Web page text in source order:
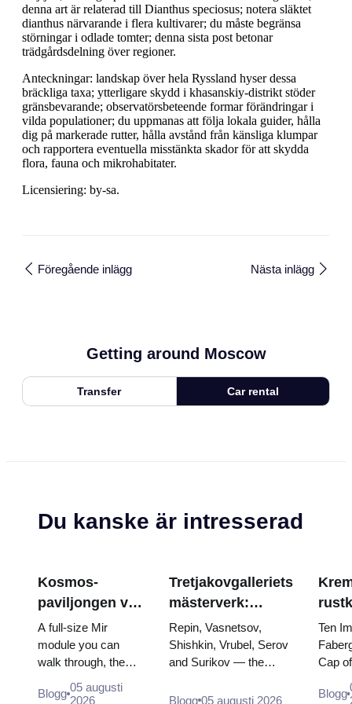
denna art är relaterad till Dianthus speciosus; notera släktet
dianthus närvarande i flera kultivarer; du måste begränsa
störningar i odlade tomter; denna sista post betonar
trädgårdsdelning över regioner.
Anteckningar: landskap över hela Ryssland hyser dessa
bräckliga taxa; ytterligare skydd i khasanskiy-distrikt stöder
gränsbevarande; observatörsbeteende formar förändringar i
vilda populationer; du uppmanas att följa lokala guider, hålla
dig på markerade rutter, hålla avstånd från känsliga klumpar
och rapportera eventuella misstänkta skador för att skydda
flora, fauna och mikrohabitater.
Licensiering: by-sa.
Föregående inlägg Nästa inlägg
Getting around Moscow
Transfer Car rental
Du kanske är intresserad
Kosmos-
paviljongen vid
VDNKh: Inuti
Rysslands
största
rymdutställning
A full-size Mir
module you can
walk through, the
model, scorched
Blogg 05 augusti
2026
Tretjakovgalleriets
mästerverk:
målningarna som
är värda att
planera kring
Repin, Vasnetsov,
Shishkin, Vrubel, Serov
and Surikov — the
where they hang, and
Blogg 05 augusti 2026
Ten
Cap
of
Blogg